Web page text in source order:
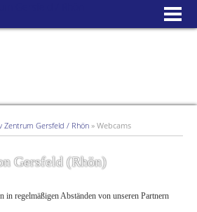
Zentrum Gersfeld / Rhön » Webcams
Gersfeld (Rhön)
in regelmäßigen Abständen von unseren Partnern